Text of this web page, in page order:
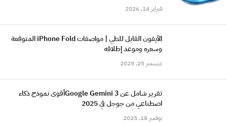
فبراير 14, 2026
الآيفون القابل للطي | مواصفات iPhone Fold المتوقعة
وسعره وموعد إطلاقه
ديسمبر 25, 2025
تقرير شامل عن Google Gemini 3أقوى نموذج ذكاء
اصطناعي من جوجل في 2025
نوفمبر 18, 2025